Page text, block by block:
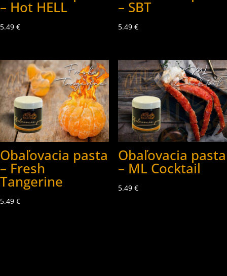
– Hot HELL
5.49 €
– SBT
5.49 €
Obaľovacia pasta
– Fresh
Tangerine
5.49 €
Obaľovacia pasta
– ML Cocktail
5.49 €